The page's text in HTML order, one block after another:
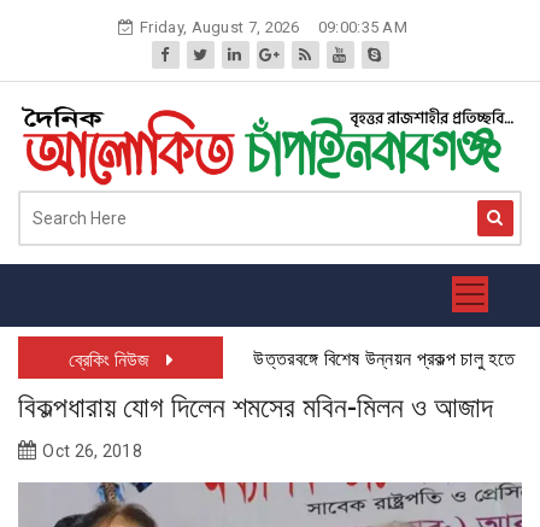
Friday, August 7, 2026 09:00:36 AM
ব্রেকিং নিউজ উত্তরবঙ্গে বিশেষ উন্নয়ন প্রকল্প চালু হতে যাচ্ছে:
বিকল্পধারায় যোগ দিলেন শমসের মবিন-মিলন ও আজাদ
Oct 26, 2018